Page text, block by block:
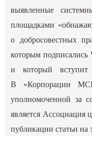
выявленные
площадками
о добросовестных
которым
и который
В «Корпорации
уполномоченной за
является
публикации статьи на